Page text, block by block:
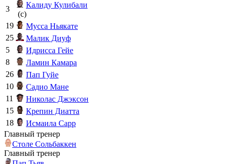
3
Калиду Кулибали
(c)
19
Мусса Ньякате
25
Малик Диуф
5
Идрисса Гейе
8
Ламин Камара
26
Пап Гуйе
10
Садио Мане
11
Николас Джэксон
15
Крепин Диатта
18
Исмаила Сарр
Главный тренер
Столе Сольбаккен
Главный тренер